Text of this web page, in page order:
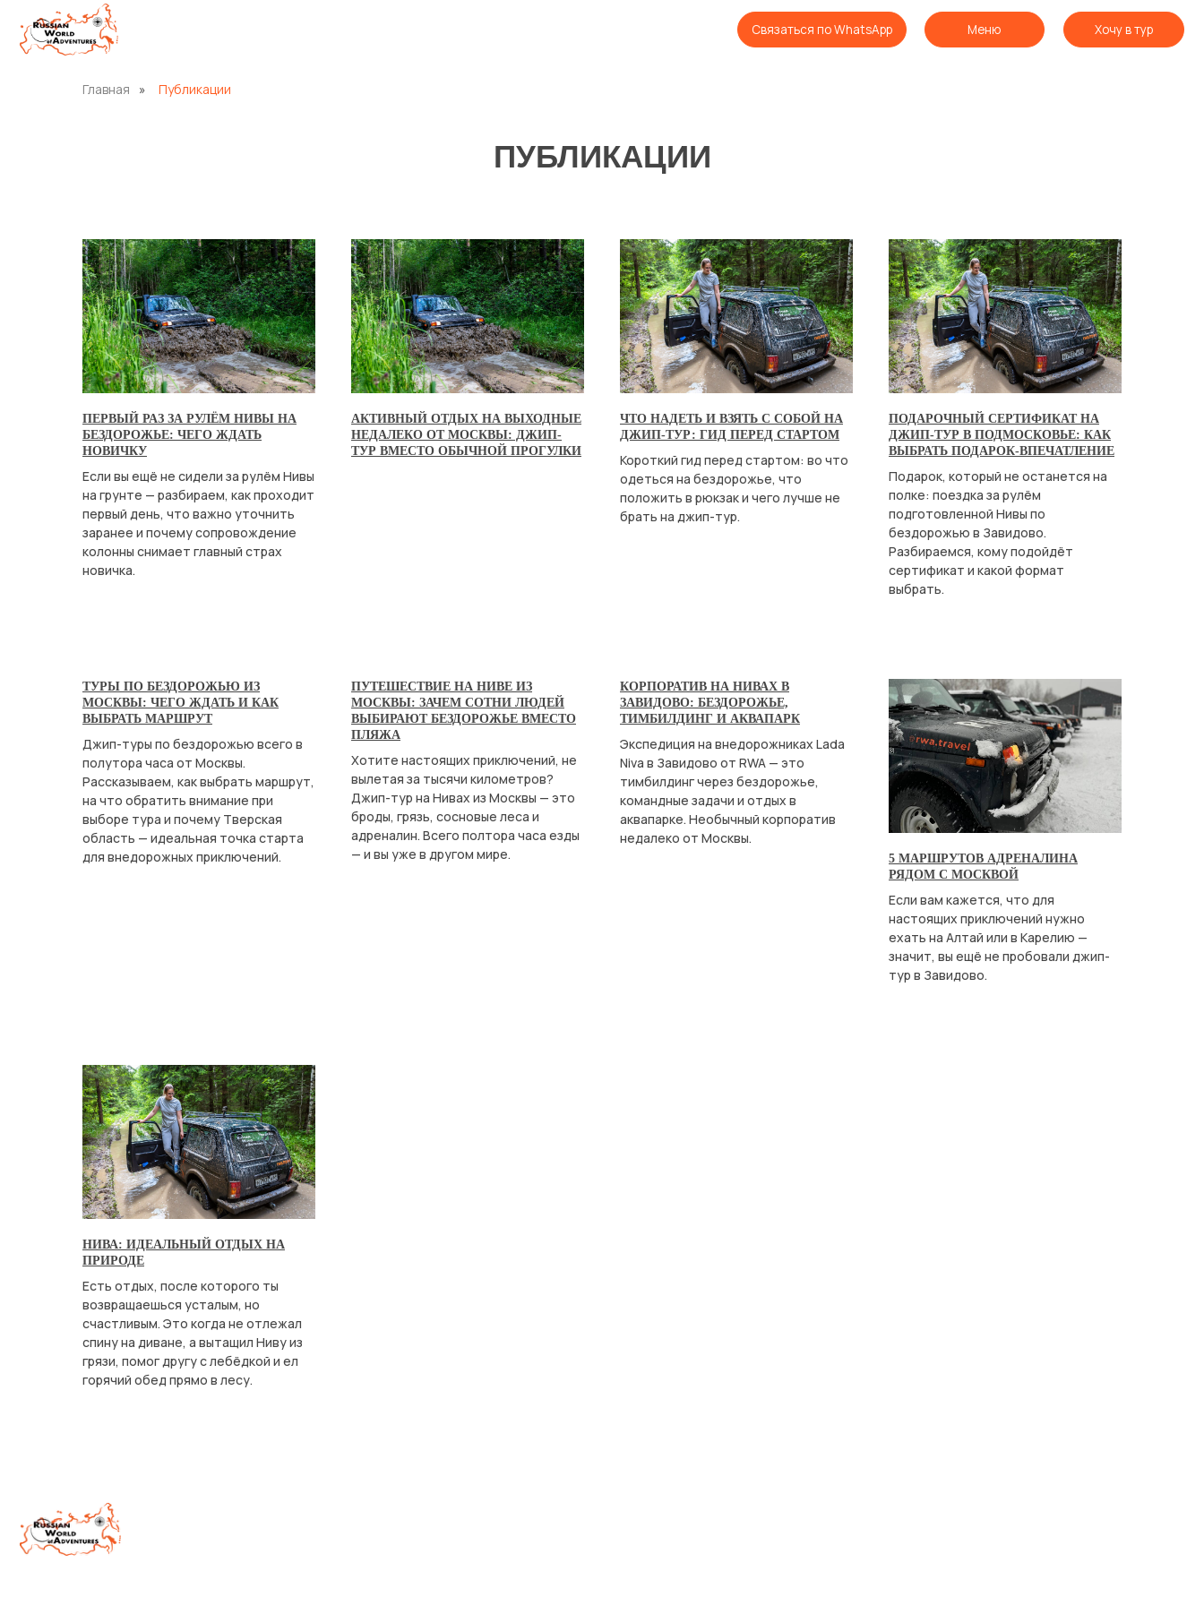
Хочу в тур
Связаться по WhatsApp Меню
Главная » Публикации
ПУБЛИКАЦИИ
ПЕРВЫЙ РАЗ ЗА РУЛЁМ НИВЫ НА
БЕЗДОРОЖЬЕ: ЧЕГО ЖДАТЬ
НОВИЧКУ
Если вы ещё не сидели за рулём Нивы
на грунте — разбираем, как проходит
первый день, что важно уточнить
заранее и почему сопровождение
колонны снимает главный страх
новичка.
АКТИВНЫЙ ОТДЫХ НА ВЫХОДНЫЕ
НЕДАЛЕКО ОТ МОСКВЫ: ДЖИП-
ТУР ВМЕСТО ОБЫЧНОЙ ПРОГУЛКИ
ЧТО НАДЕТЬ И ВЗЯТЬ С СОБОЙ НА
ДЖИП-ТУР: ГИД ПЕРЕД СТАРТОМ
Короткий гид перед стартом: во что
одеться на бездорожье, что
положить в рюкзак и чего лучше не
брать на джип-тур.
ПОДАРОЧНЫЙ СЕРТИФИКАТ НА
ДЖИП-ТУР В ПОДМОСКОВЬЕ: КАК
ВЫБРАТЬ ПОДАРОК-ВПЕЧАТЛЕНИЕ
Подарок, который не останется на
полке: поездка за рулём
подготовленной Нивы по
бездорожью в Завидово.
Разбираемся, кому подойдёт
сертификат и какой формат
выбрать.
ТУРЫ ПО БЕЗДОРОЖЬЮ ИЗ
МОСКВЫ: ЧЕГО ЖДАТЬ И КАК
ВЫБРАТЬ МАРШРУТ
Джип-туры по бездорожью всего в
полутора часа от Москвы.
Рассказываем, как выбрать маршрут,
на что обратить внимание при
выборе тура и почему Тверская
область — идеальная точка старта
для внедорожных приключений.
ПУТЕШЕСТВИЕ НА НИВЕ ИЗ
МОСКВЫ: ЗАЧЕМ СОТНИ ЛЮДЕЙ
ВЫБИРАЮТ БЕЗДОРОЖЬЕ ВМЕСТО
ПЛЯЖА
Хотите настоящих приключений, не
вылетая за тысячи километров?
Джип-тур на Нивах из Москвы — это
броды, грязь, сосновые леса и
адреналин. Всего полтора часа езды
— и вы уже в другом мире.
КОРПОРАТИВ НА НИВАХ В
ЗАВИДОВО: БЕЗДОРОЖЬЕ,
ТИМБИЛДИНГ И АКВАПАРК
Экспедиция на внедорожниках Lada
Niva в Завидово от RWA — это
тимбилдинг через бездорожье,
командные задачи и отдых в
аквапарке. Необычный корпоратив
недалеко от Москвы.
5 МАРШРУТОВ АДРЕНАЛИНА
РЯДОМ С МОСКВОЙ
Если вам кажется, что для
настоящих приключений нужно
ехать на Алтай или в Карелию —
значит, вы ещё не пробовали джип-
тур в Завидово.
НИВА: ИДЕАЛЬНЫЙ ОТДЫХ НА
ПРИРОДЕ
Есть отдых, после которого ты
возвращаешься усталым, но
счастливым. Это когда не отлежал
спину на диване, а вытащил Ниву из
грязи, помог другу с лебёдкой и ел
горячий обед прямо в лесу.
Политика конфиденциальности